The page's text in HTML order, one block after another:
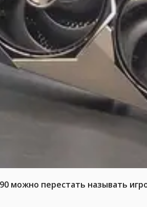
можно перестать называть